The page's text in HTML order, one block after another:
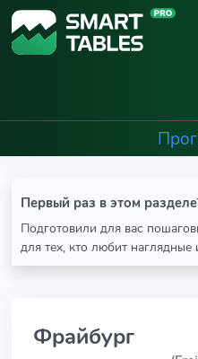
Первый раз в этом
Подготовили для вас
для тех, кто любит наглядные
Фрайбург